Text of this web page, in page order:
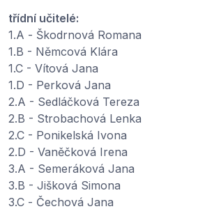
třídní učitelé:
1.A - Škodrnová Romana
1.B - Němcová Klára
1.C - Vítová Jana
1.D - Perková Jana
2.A - Sedláčková Tereza
2.B - Strobachová Lenka
2.C - Ponikelská Ivona
2.D - Vaněčková Irena
3.A - Semeráková Jana
3.B - Jišková Simona
3.C - Čechová Jana